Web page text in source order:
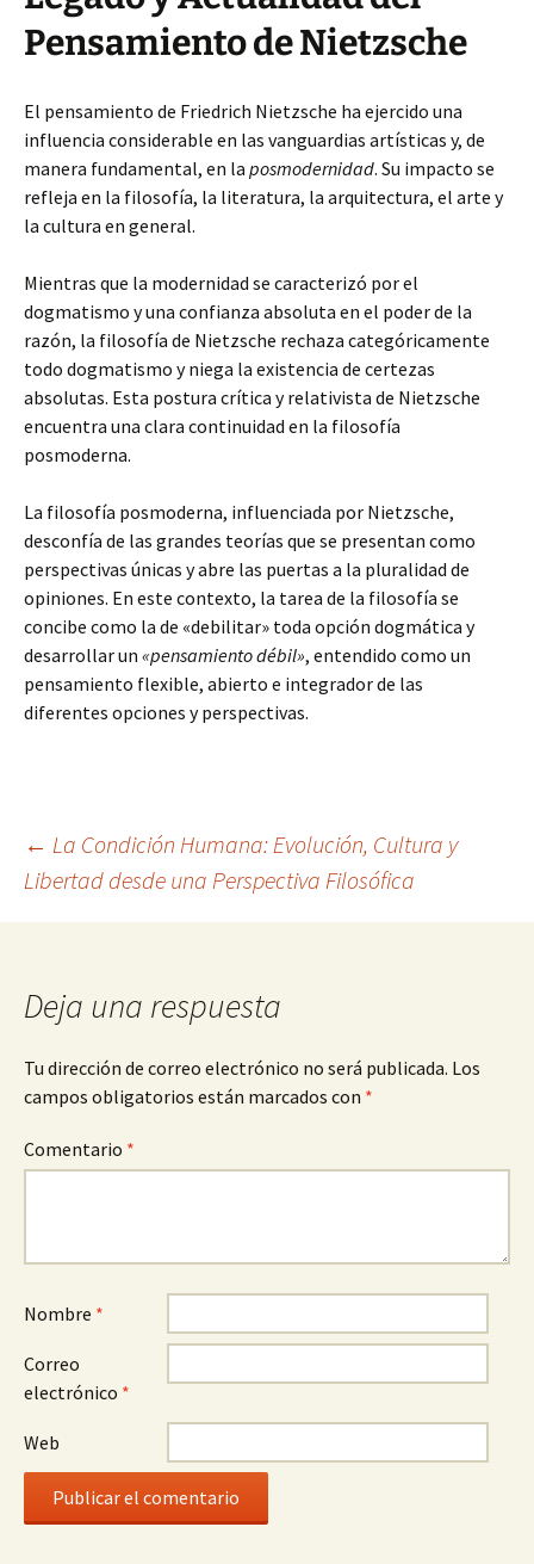
Pensamiento de Nietzsche
El pensamiento de Friedrich Nietzsche ha ejercido una
influencia considerable en las vanguardias artísticas y, de
manera fundamental, en la posmodernidad. Su impacto se
refleja en la filosofía, la literatura, la arquitectura, el arte y
la cultura en general.
Mientras que la modernidad se caracterizó por el
dogmatismo y una confianza absoluta en el poder de la
razón, la filosofía de Nietzsche rechaza categóricamente
todo dogmatismo y niega la existencia de certezas
absolutas. Esta postura crítica y relativista de Nietzsche
encuentra una clara continuidad en la filosofía
posmoderna.
La filosofía posmoderna, influenciada por Nietzsche,
desconfía de las grandes teorías que se presentan como
perspectivas únicas y abre las puertas a la pluralidad de
opiniones. En este contexto, la tarea de la filosofía se
concibe como la de «debilitar» toda opción dogmática y
desarrollar un «pensamiento débil», entendido como un
pensamiento flexible, abierto e integrador de las
diferentes opciones y perspectivas.
Navegación
de
entradas
← La Condición Humana: Evolución, Cultura y
Libertad desde una Perspectiva Filosófica
Deja una respuesta
Tu dirección de correo electrónico no será publicada. Los
campos obligatorios están marcados con *
Comentario *
Nombre *
Correo
electrónico *
Web